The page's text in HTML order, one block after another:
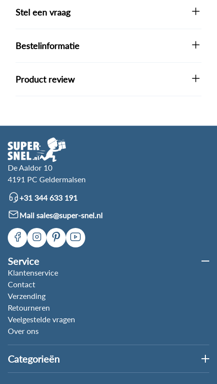
Stel een vraag
Bestelinformatie
Product review
De Aaldor 10
4191 PC Geldermalsen
+31 344 633 191
Mail sales@super-snel.nl
Service
Klantenservice
Contact
Verzending
Retourneren
Veelgestelde vragen
Over ons
Categorieën